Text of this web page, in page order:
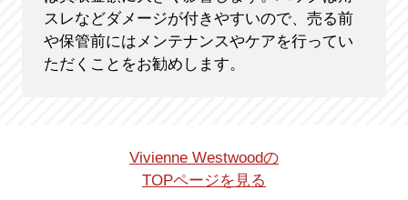
スレなどダメージが付きやすいので、売る前
や保管前にはメンテナンスやケアを行ってい
ただくことをお勧めします。
Vivienne Westwoodの
TOPページを見る